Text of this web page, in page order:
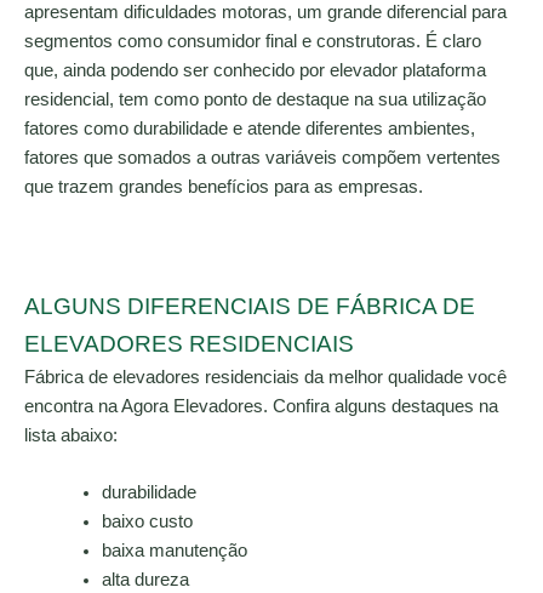
apresentam dificuldades motoras, um grande diferencial para
segmentos como consumidor final e construtoras. É claro
que, ainda podendo ser conhecido por elevador plataforma
residencial, tem como ponto de destaque na sua utilização
fatores como durabilidade e atende diferentes ambientes,
fatores que somados a outras variáveis compõem vertentes
que trazem grandes benefícios para as empresas.
ALGUNS DIFERENCIAIS DE FÁBRICA DE
ELEVADORES RESIDENCIAIS
Fábrica de elevadores residenciais da melhor qualidade você
encontra na Agora Elevadores. Confira alguns destaques na
lista abaixo:
durabilidade
baixo custo
baixa manutenção
alta dureza